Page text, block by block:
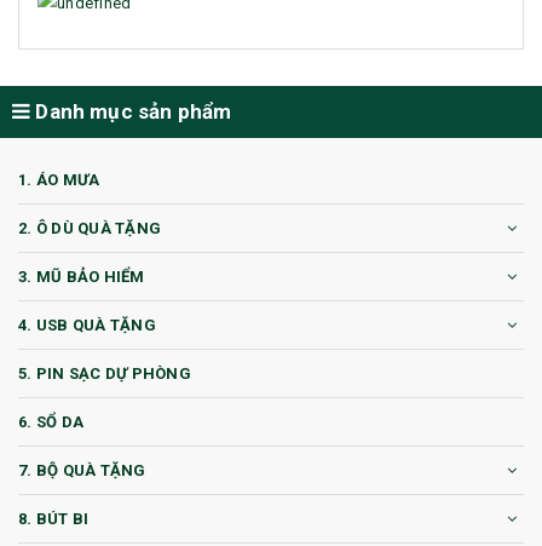
Danh mục sản phẩm
1. ÁO MƯA
2. Ô DÙ QUÀ TẶNG
3. MŨ BẢO HIỂM
4. USB QUÀ TẶNG
5. PIN SẠC DỰ PHÒNG
6. SỔ DA
7. BỘ QUÀ TẶNG
8. BÚT BI